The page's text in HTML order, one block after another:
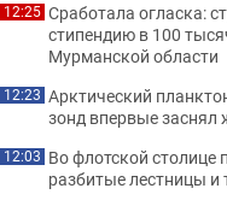
12:25 Сработала огласка:
стипендию в 100
Мурманской области
12:23 Арктический
зонд впервые заснял
12:03 Во флотской столице
разбитые лестницы и